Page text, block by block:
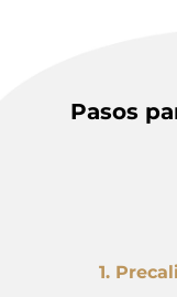
Pasos
1.